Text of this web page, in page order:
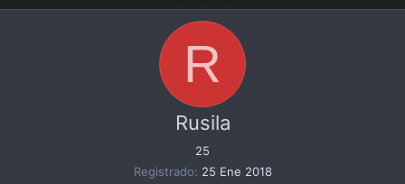
R
Rusila
25
Registrado
25 Ene 2018